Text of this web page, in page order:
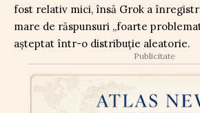
fost relativ mici, însă Grok a
mare de răspunsuri „foarte
așteptat într-o distribuție aleatorie.
Publicitate